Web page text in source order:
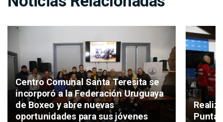
Centro Comunal Santa Teresita se
incorporó a la Federación Uruguaya
de Boxeo y abre nuevas
oportunidades para sus jóvenes
Punta